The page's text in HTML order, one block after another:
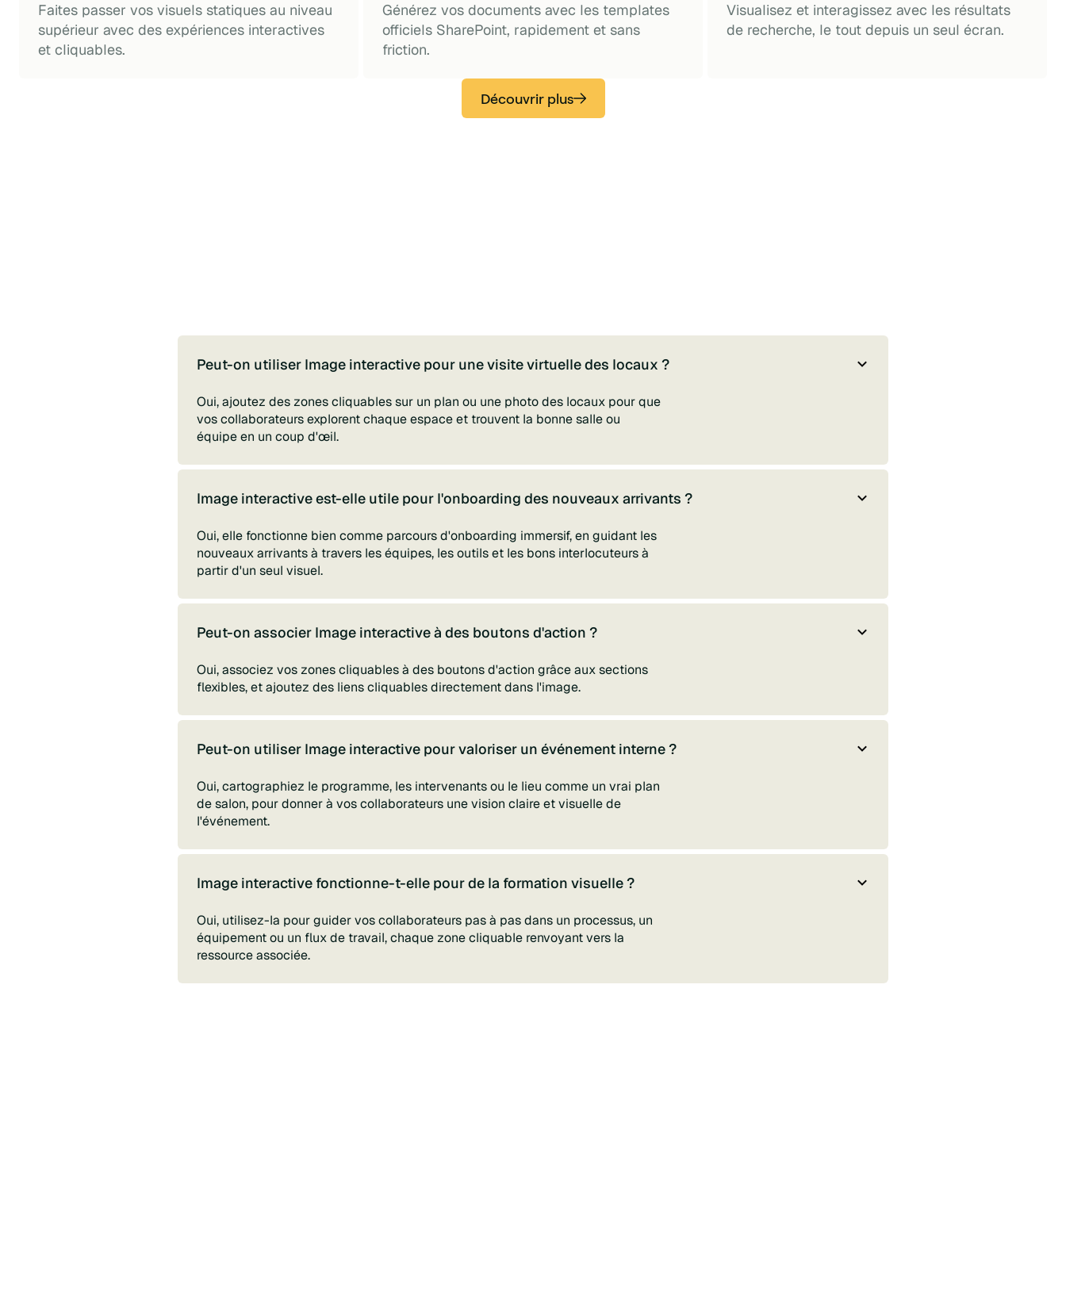
Faites passer vos visuels statiques au niveau
supérieur avec des expériences interactives
et cliquables.
Générez vos documents avec les templates
officiels SharePoint, rapidement et sans
friction.
Visualisez et interagissez avec les résultats
de recherche, le tout depuis un seul écran.
Découvrir plus
Peut-on utiliser Image interactive pour une visite virtuelle des locaux ?
Oui, ajoutez des zones cliquables sur un plan ou une photo des locaux pour que
vos collaborateurs explorent chaque espace et trouvent la bonne salle ou
équipe en un coup d'œil.
Image interactive est-elle utile pour l'onboarding des nouveaux arrivants ?
Oui, elle fonctionne bien comme parcours d'onboarding immersif, en guidant les
nouveaux arrivants à travers les équipes, les outils et les bons interlocuteurs à
partir d'un seul visuel.
Peut-on associer Image interactive à des boutons d'action ?
Oui, associez vos zones cliquables à des boutons d'action grâce aux sections
flexibles, et ajoutez des liens cliquables directement dans l'image.
Peut-on utiliser Image interactive pour valoriser un événement interne ?
Oui, cartographiez le programme, les intervenants ou le lieu comme un vrai plan
de salon, pour donner à vos collaborateurs une vision claire et visuelle de
l'événement.
Image interactive fonctionne-t-elle pour de la formation visuelle ?
Oui, utilisez-la pour guider vos collaborateurs pas à pas dans un processus, un
équipement ou un flux de travail, chaque zone cliquable renvoyant vers la
ressource associée.